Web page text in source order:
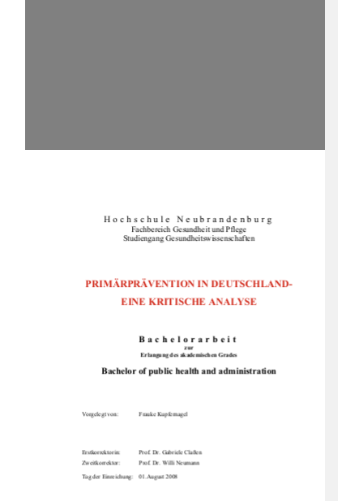
Hochschule Neubrandenburg
Fachbereich Gesundheit und Pflege
Studiengang Gesundheitswissenschaften
PRIMÄRPRÄVENTION IN DEUTSCHLAND-
EINE KRITISCHE ANALYSE
Bachelorarbeit
zur
Erlangung des akademischen Grades
Bachelor of public health and administration
Vorgelegt von: Frauke Kupfernagel
Erstkorrektorin: Prof. Dr. Gabriele Claßen
Zweitkorrektor: Prof. Dr. Willi Neumann
Tag der Einreichung:    01.August 2008